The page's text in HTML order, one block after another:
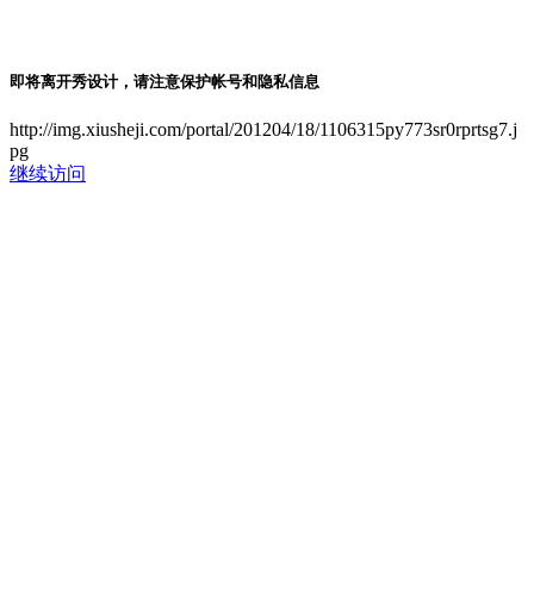
即将离开秀设计，请注意保护帐号和隐私信息
http://img.xiusheji.com/portal/201204/18/1106315py773sr0rprtsg7.j
pg
继续访问